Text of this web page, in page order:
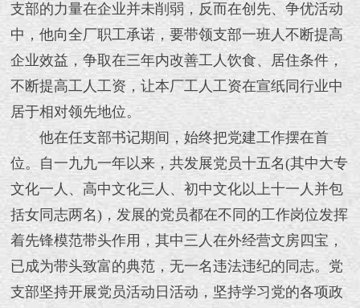
支部的力量在企业并未削弱，反而在创先、争优活动
中，他向全厂职工承诺，要带领支部一班人不断提高
企业效益，争取在三年内改善工人饮食、居住条件，
不断提高工人工资，让本厂工人工资在宣纸同行业中
居于相对领先地位。
他在任支部书记期间，始终把党建工作摆在首
位。自一九九一年以来，共发展党员十五名(其中大专
文化一人、高中文化三人、初中文化以上十一人并包
括女同志两名)，发展的党员都在不同的工作岗位发挥
着先锋模范带头作用，其中三人在外经营文房四宝，
已成为带头致富的典范，无一名违法违纪的同志。党
支部坚持开展党员活动日活动，坚持学习党的各项政